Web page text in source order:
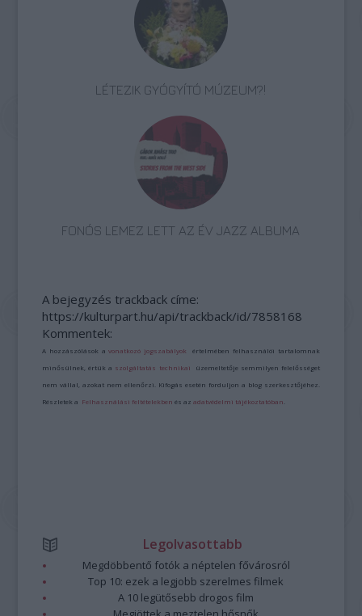
LÉTEZIK GYÓGYÍTÓ MÚZEUM?!
FONÓS LEMEZ LETT AZ ÉV JAZZ ALBUMA
A bejegyzés trackback címe:
https://kulturpart.hu/api/trackback/id/7858168
Kommentek:
A hozzászólások avonatkozó jogszabályok értelmében felhasználói tartalomnak
minősülnek, értük a szolgáltatás technikai üzemeltetője semmilyen felelősséget
nem vállal, azokat nem ellenőrzi. Kifogás esetén forduljon a blog szerkesztőjéhez.
Részletek a Felhasználási feltételekben és azadatvédelmi tájékoztatóban
Legolvasottabb
Megdöbbentő fotók a néptelen fővárosról
Top 10: ezek a legjobb szerelmes filmek
A 10 legütősebb drogos film